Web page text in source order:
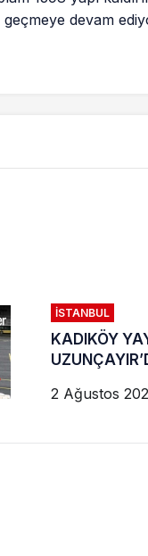
devam
İSTANBUL
KADIKÖY
2 Ağustos